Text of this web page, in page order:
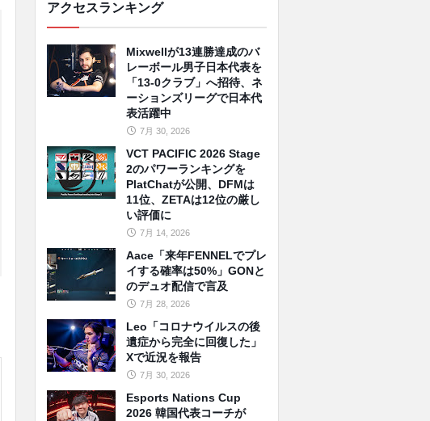
アクセスランキング
Mixwellが13連勝達成のバ
レーボール男子日本代表を
「13-0クラブ」へ招待、ネ
ーションズリーグで日本代
表活躍中
7月 30, 2026
VCT PACIFIC 2026 Stage
2のパワーランキングを
PlatChatが公開、DFMは
11位、ZETAは12位の厳し
い評価に
7月 14, 2026
Aace「来年FENNELでプレ
イする確率は50%」GONと
のデュオ配信で言及
7月 28, 2026
Leo「コロナウイルスの後
遺症から完全に回復した」
Xで近況を報告
7月 30, 2026
Esports Nations Cup
2026 韓国代表コーチが